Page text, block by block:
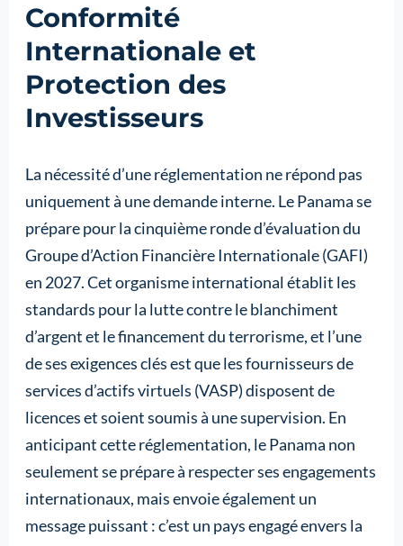
Conformité
Internationale et
Protection des
Investisseurs
La nécessité d’une réglementation ne répond pas
uniquement à une demande interne. Le Panama se
prépare pour la cinquième ronde d’évaluation du
Groupe d’Action Financière Internationale (GAFI)
en 2027. Cet organisme international établit les
standards pour la lutte contre le blanchiment
d’argent et le financement du terrorisme, et l’une
de ses exigences clés est que les fournisseurs de
services d’actifs virtuels (VASP) disposent de
licences et soient soumis à une supervision. En
anticipant cette réglementation, le Panama non
seulement se prépare à respecter ses engagements
internationaux, mais envoie également un
message puissant : c’est un pays engagé envers la